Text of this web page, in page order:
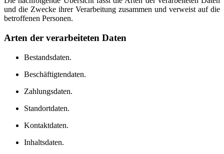
und die Zwecke ihrer Verarbeitung zusammen und verweist auf die
betroffenen Personen.
Arten der verarbeiteten Daten
Bestandsdaten.
Beschäftigtendaten.
Zahlungsdaten.
Standortdaten.
Kontaktdaten.
Inhaltsdaten.